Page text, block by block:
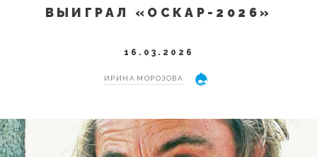
ВЫИГРАЛ «ОСКАР-2026»
16.03.2026
ИРИНА МОРОЗОВА